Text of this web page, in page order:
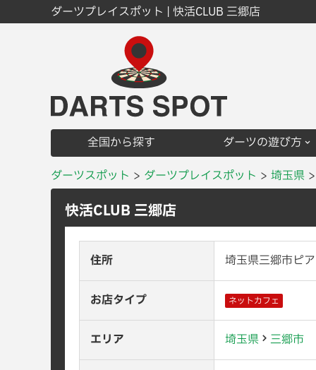
ダーツプレイスポット | 快活CLUB 三郷店
全国から探す
ダーツの遊び方
ダーツスポット
ダーツプレイスポット 埼玉県
快活CLUB 三郷店
住所 埼玉県三郷市ピ
お店タイプ ネットカフェ
エリア 埼玉県 三郷市